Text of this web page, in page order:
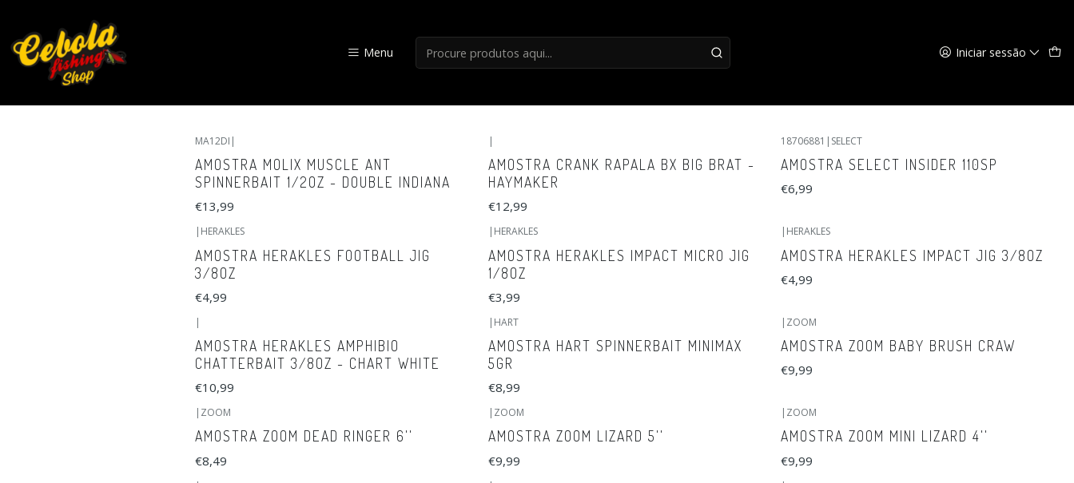
Menu Iniciar sessão
Amostras
MA12DI |
AMOSTRA MOLIX MUSCLE ANT
SPINNERBAIT 1/2OZ - DOUBLE INDIANA
€13,99
|
AMOSTRA CRANK RAPALA BX BIG BRAT -
HAYMAKER
€12,99
18706881 | SELECT
AMOSTRA SELECT INSIDER 110SP
€6,99
| HERAKLES
AMOSTRA HERAKLES FOOTBALL JIG
3/8OZ
€4,99
| HERAKLES
AMOSTRA HERAKLES IMPACT MICRO JIG
1/8OZ
€3,99
| HERAKLES
AMOSTRA HERAKLES IMPACT JIG 3/8OZ
€4,99
|
AMOSTRA HERAKLES AMPHIBIO
CHATTERBAIT 3/8OZ - CHART WHITE
€10,99
| HART
AMOSTRA HART SPINNERBAIT MINIMAX
5GR
€8,99
| ZOOM
AMOSTRA ZOOM BABY BRUSH CRAW
€9,99
| ZOOM
AMOSTRA ZOOM DEAD RINGER 6''
€8,49
| ZOOM
AMOSTRA ZOOM LIZARD 5''
€9,99
| ZOOM
AMOSTRA ZOOM MINI LIZARD 4''
€9,99